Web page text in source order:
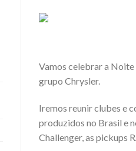
Vamos celebrar a Noite
grupo Chrysler.
Iremos reunir clubes e
produzidos no Brasil e
Challenger, as pickups